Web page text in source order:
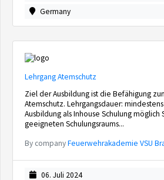
Germany
Lehrgang Atemschutz
Ziel der Ausbildung ist die Befähigung
Atemschutz. Lehrgangsdauer:
Ausbildung als Inhouse Schulung möglich
geeigneten Schulungsraums...
By companyFeuerwehrakademie VSU
06. Juli 2024